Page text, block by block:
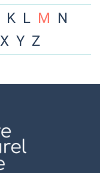
K L M N
X Y Z